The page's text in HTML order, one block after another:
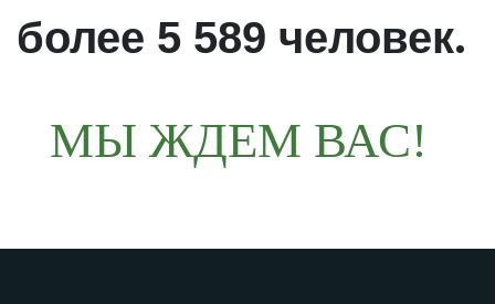
более 5 589 человек.
МЫ ЖДЕМ ВАС!